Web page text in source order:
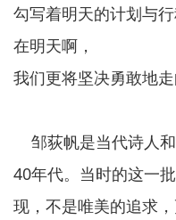
勾写着明天的计划与行
在明天啊，
我们更将坚决勇敢地走
邹荻帆是当代诗人
40年代。当时的这一
现，不是唯美的追求